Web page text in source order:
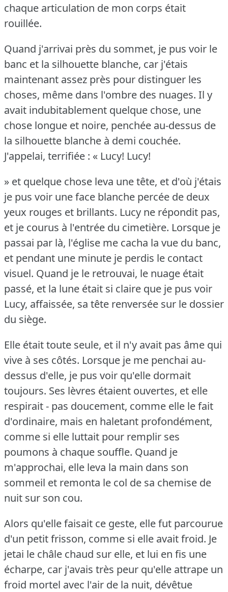
chaque articulation de mon corps était
rouillée.
Quand j'arrivai près du sommet, je pus voir le
banc et la silhouette blanche, car j'étais
maintenant assez près pour distinguer les
choses, même dans l'ombre des nuages. Il y
avait indubitablement quelque chose, une
chose longue et noire, penchée au-dessus de
la silhouette blanche à demi couchée.
J'appelai, terrifiée : « Lucy! Lucy!
» et quelque chose leva une tête, et d'où j'étais
je pus voir une face blanche percée de deux
yeux rouges et brillants. Lucy ne répondit pas,
et je courus à l'entrée du cimetière. Lorsque je
passai par là, l'église me cacha la vue du banc,
et pendant une minute je perdis le contact
visuel. Quand je le retrouvai, le nuage était
passé, et la lune était si claire que je pus voir
Lucy, affaissée, sa tête renversée sur le dossier
du siège.
Elle était toute seule, et il n'y avait pas âme qui
vive à ses côtés. Lorsque je me penchai au-
dessus d'elle, je pus voir qu'elle dormait
toujours. Ses lèvres étaient ouvertes, et elle
respirait - pas doucement, comme elle le fait
d'ordinaire, mais en haletant profondément,
comme si elle luttait pour remplir ses
poumons à chaque souffle. Quand je
m'approchai, elle leva la main dans son
sommeil et remonta le col de sa chemise de
nuit sur son cou.
Alors qu'elle faisait ce geste, elle fut parcourue
d'un petit frisson, comme si elle avait froid. Je
jetai le châle chaud sur elle, et lui en fis une
écharpe, car j'avais très peur qu'elle attrape un
froid mortel avec l'air de la nuit, dévêtue